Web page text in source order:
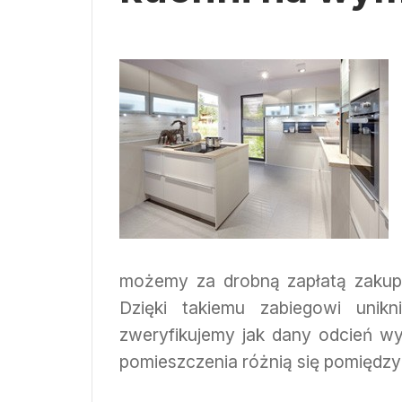
możemy za drobną zapłatą
Dzięki takiemu zabiegowi
zweryfikujemy jak dany odcień
pomieszczenia różnią się